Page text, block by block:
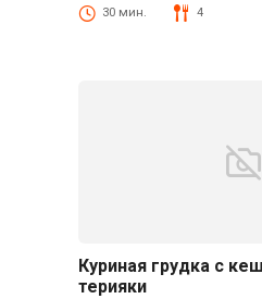
30 мин. 4
Куриная грудка с
терияки